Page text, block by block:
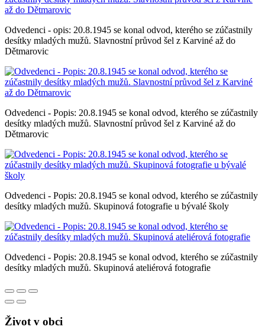
Odvedenci - opis: 20.8.1945 se konal odvod, kterého se zúčastnily
desítky mladých mužů. Slavnostní průvod šel z Karviné až do
Dětmarovic
Odvedenci - Popis: 20.8.1945 se konal odvod, kterého se zúčastnily
desítky mladých mužů. Slavnostní průvod šel z Karviné až do
Dětmarovic
Odvedenci - Popis: 20.8.1945 se konal odvod, kterého se zúčastnily
desítky mladých mužů. Skupinová fotografie u bývalé školy
Odvedenci - Popis: 20.8.1945 se konal odvod, kterého se zúčastnily
desítky mladých mužů. Skupinová ateliérová fotografie
Život v obci